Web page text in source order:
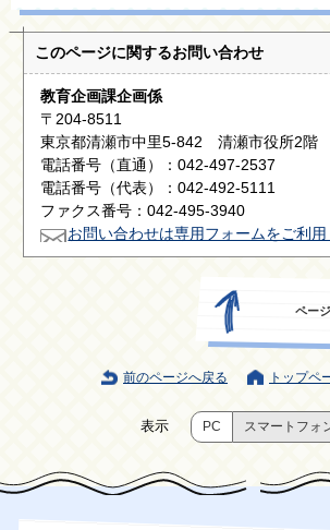
このページに関するお問い合わせ
教育企画課企画係
〒204-8511
東京都清瀬市中里5-842 清瀬市役所2階
電話番号（直通）：042-497-2537
電話番号（代表）：042-492-5111
ファクス番号：042-495-3940
お問い合わせは専用フォームをご利用
ペー
前のページへ戻る トップペ
表示 PC スマートフォ